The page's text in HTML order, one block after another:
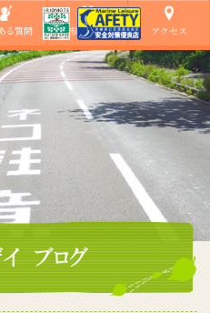
る質問 ご参加の方へ アクセス